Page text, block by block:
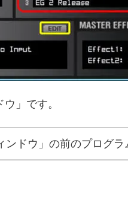
」です。
ンドウ」の前のプログラ